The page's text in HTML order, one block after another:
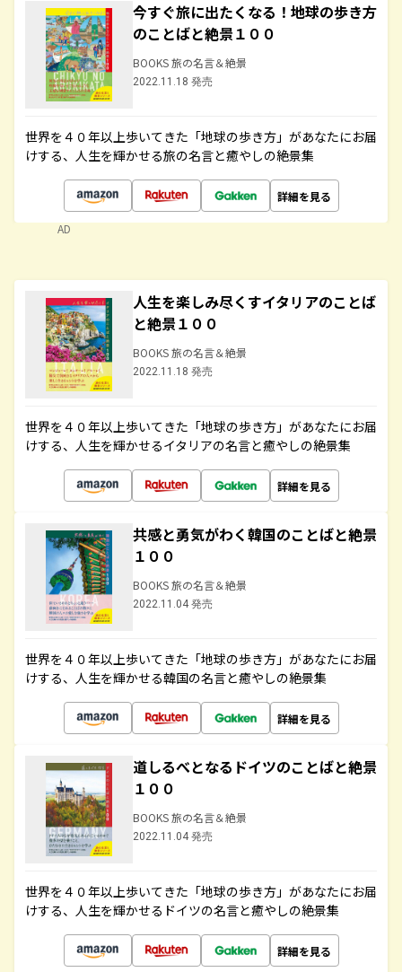
今すぐ旅に出たくなる！地球の歩き方
のことばと絶景１００
BOOKS 旅の名言＆絶景
2022.11.18 発売
世界を４０年以上歩いてきた「地球の歩き方」があなたにお届
けする、人生を輝かせる旅の名言と癒やしの絶景集
詳細を見る
AD
人生を楽しみ尽くすイタリアのことば
と絶景１００
BOOKS 旅の名言＆絶景
2022.11.18 発売
世界を４０年以上歩いてきた「地球の歩き方」があなたにお届
けする、人生を輝かせるイタリアの名言と癒やしの絶景集
詳細を見る
共感と勇気がわく韓国のことばと絶景
１００
BOOKS 旅の名言＆絶景
2022.11.04 発売
世界を４０年以上歩いてきた「地球の歩き方」があなたにお届
けする、人生を輝かせる韓国の名言と癒やしの絶景集
詳細を見る
道しるべとなるドイツのことばと絶景
１００
BOOKS 旅の名言＆絶景
2022.11.04 発売
世界を４０年以上歩いてきた「地球の歩き方」があなたにお届
けする、人生を輝かせるドイツの名言と癒やしの絶景集
詳細を見る